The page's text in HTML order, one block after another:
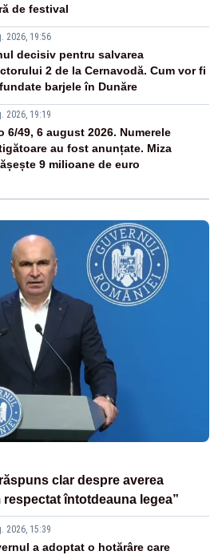
de festival
2026, 19:56
decisiv pentru salvarea
2 de la Cernavodă. Cum vor fi
barjele în Dunăre
2026, 19:19
6/49, 6 august 2026. Numerele
au fost anunțate. Miza
9 milioane de euro
clar despre averea
respectat întotdeauna legea”
2026, 15:39
a adoptat o hotărâre care